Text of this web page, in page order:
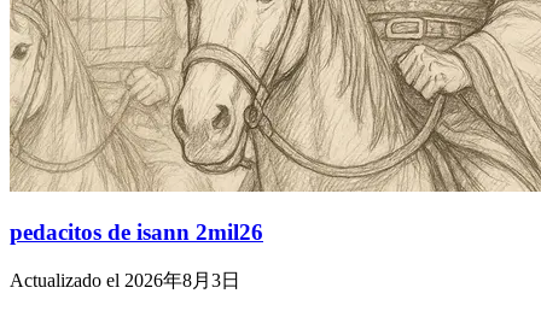
pedacitos de isann 2mil26
Actualizado el 2026年8月3日